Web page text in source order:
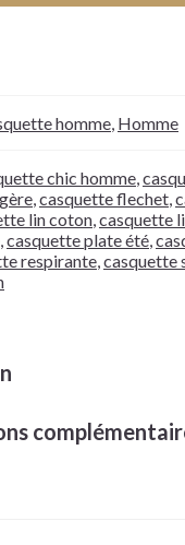
homme, Homme
chic homme,
,casquette flechet,
lin coton,casquette
,casquette plate été,
respirante,casquette